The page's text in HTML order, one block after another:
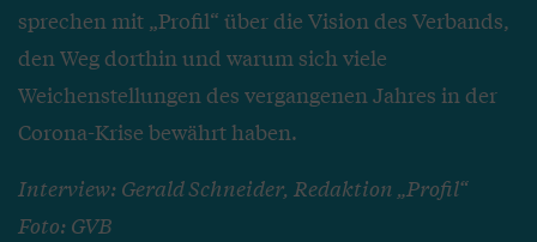
sprechen mit „Profil“ über die Vision des Verbands,
den Weg dorthin und warum sich viele
Weichenstellungen des vergangenen Jahres in der
Corona-Krise bewährt haben.
Interview: Gerald Schneider, Redaktion „Profil“
Foto: GVB